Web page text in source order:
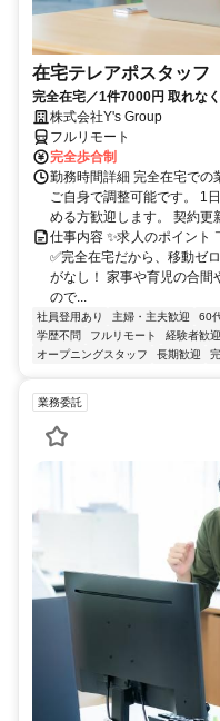
在宅テレアポスタッフ
完全在宅／1件7000円 取れな
株式会社Y's Group
フルリモート
完全歩合制
勤務時間詳細 完全在宅での
ご自身で調整可能です。 1
める方歓迎します。 契約更
仕事内容 ✨求人のポイント
✅完全在宅だから、移動ゼ
がなし！ 家事や育児の合間
ので...
社員登用あり 主婦・主夫歓迎 60
学歴不問
フルリモート 経験者歓迎
オープニングスタッフ
長期歓迎
業務委託